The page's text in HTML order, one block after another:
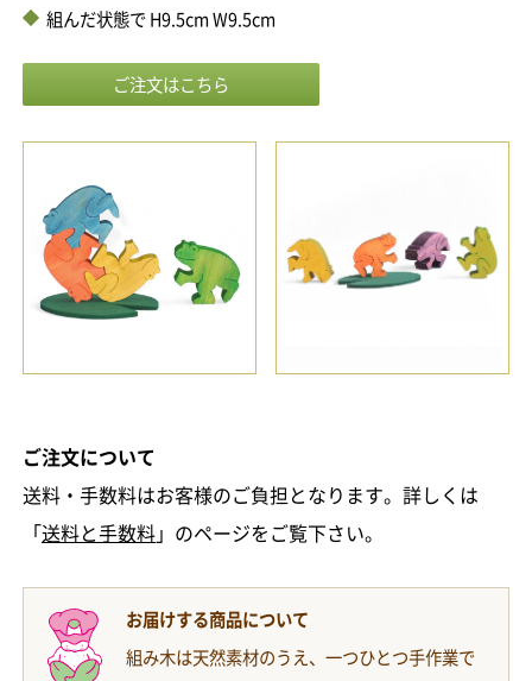
組んだ状態で H9.5cm W9.5cm
ご注文について
送料・手数料はお客様のご負担となります。詳しくは
「送料と手数料」のページをご覧下さい。
お届けする商品について
組み木は天然素材のうえ、一つひとつ手作業で